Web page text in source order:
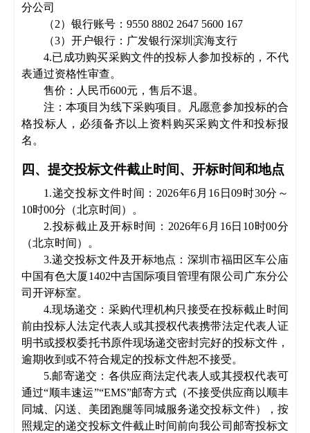
分公司
（2）银行账号： 9550 8802 2647 5600 167
（3）开户银行：广发银行深圳滨海支行
4.已成功购买采购文件的投标人参加投标的，不代
表通过资格性审查。
售价：人民币600元，售后不退。
注：本项目为线下采购项目。凡愿意参加投标的合
格投标人，必须备齐以
上 资料购买采购文件和投标报
名 。
四、提交投标文件截止时间、开标时间和地点
1 .递交投标文件时间： 2026年6月16日09时30分 ～
10时00分 （北京时间）。
2.投标截止及开标时间： 2026年6月16日10时00分
（北京时间）。
3.递交投标文件及开标地点：深圳市福田区车公庙
中国有色大厦1402中吉国际项目管理有限公司广东分公
司开评标室。
4.现场递交： 采购代理机构只 接受在投标截止时间
前由投标人法定代表人或其授权代表携带法定代表人证
明书或授权委托书原件现场递交密封完好的投标文件，
逾期收到或不符合规定的投标文件恕不接受。
5.邮寄递交：各供应商法定代表人或其授权代表可
通过“顺丰速运”“EMS”邮寄方式（不接受供应商以顺丰
同城、闪送、美团跑腿等同城服务递交投标文件），按
照规定的递交投标文件截止时间前向我公司邮寄投标文